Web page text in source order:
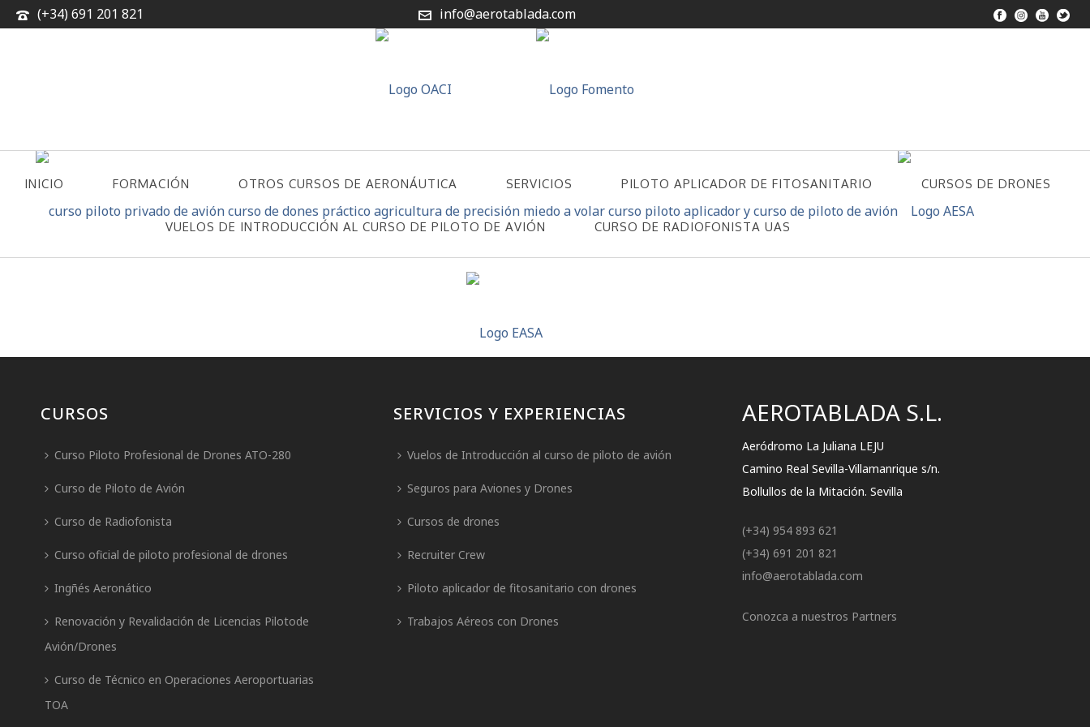
(+34) 691 201 821 info@aerotablada.com
INICIO FORMACIÓN OTROS CURSOS DE AERONÁUTICA SERVICIOS PILOTO APLICADOR DE FITOSANITARIO CURSOS DE DRONES
VUELOS DE INTRODUCCIÓN AL CURSO DE PILOTO DE AVIÓN CURSO DE RADIOFONISTA UAS
CURSOS
Curso Piloto Profesional de Drones ATO-280
Curso de Piloto de Avión
Curso de Radiofonista
Curso oficial de piloto profesional de drones
Ingñés Aeronático
Renovación y Revalidación de Licencias Pilotode
Avión/Drones
Curso de Técnico en Operaciones Aeroportuarias
TOA
SERVICIOS Y EXPERIENCIAS
Vuelos de Introducción al curso de piloto de avión
Seguros para Aviones y Drones
Cursos de drones
Recruiter Crew
Piloto aplicador de fitosanitario con drones
Trabajos Aéreos con Drones
AEROTABLADA S.L.
Aeródromo La Juliana LEJU
Camino Real Sevilla-Villamanrique s/n.
Bollullos de la Mitación. Sevilla
(+34) 954 893 621
(+34) 691 201 821
info@aerotablada.com
Conozca a nuestros Partners